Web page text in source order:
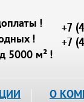
!
!
5000 м² !
+7
+7
О